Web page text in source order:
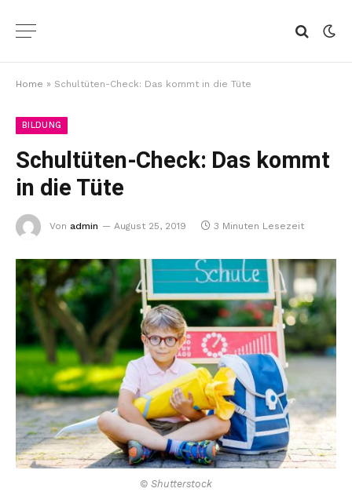
Home » Schultüten-Check: Das kommt in die Tüte
BILDUNG
Schultüten-Check: Das kommt
in die Tüte
Von admin August 25, 2019 3 Minuten Lesezeit
© Shutterstock